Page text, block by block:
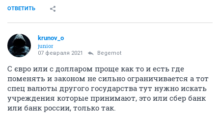
ОТВЕТИТЬ
krunov_o
junior
07 февраля 2021 Begemot
С євро или с долларом проще как то и есть где
поменять и законом не сильно ограничивается а тот
спец валюты другого государства тут нужно искать
учреждения которые принимают, это или сбер банк
или банк россии, только так.